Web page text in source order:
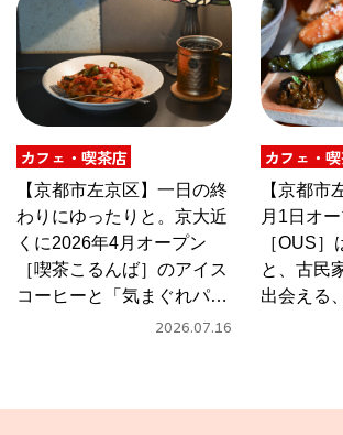
カフェ・喫茶店
【京都市左京区】一日の終
わりにゆったりと。京大近
くに2026年4月オープン
［喫茶こるんば］のアイス
コーヒーと「気まぐれパス
2026.07.16
カフェ・
【京都市
月1日オ
［OUS
と、古民
出会える